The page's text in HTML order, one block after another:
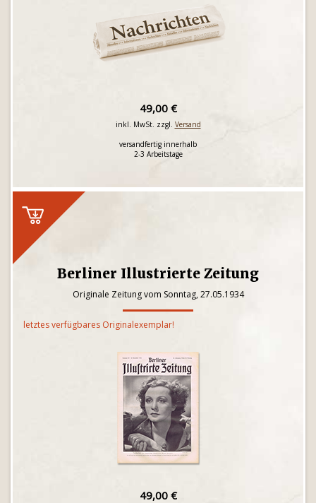
49,00 €
inkl. MwSt. zzgl. Versand
versandfertig innerhalb
2-3 Arbeitstage
Berliner Illustrierte Zeitung
Originale Zeitung vom Sonntag, 27.05.1934
letztes verfügbares Originalexemplar!
49,00 €